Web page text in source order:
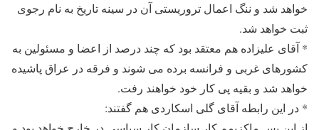
خواهد شد و ننگ اعمال تروریستی آن در سینه تاریخ به نام رجوی
ثبت خواهد شد.
* آقای علیزاده هم معتقد بود که چند درصد از اعضا و مسئولین به
کشورهای غربی و فرانسه برده می شوند و فرقه در عراق پاشیده
خواهد شد و بقیه پی کار خود خواهند رفت.
* در این رابطه آقای گلی اسکاردی هم گفتند: